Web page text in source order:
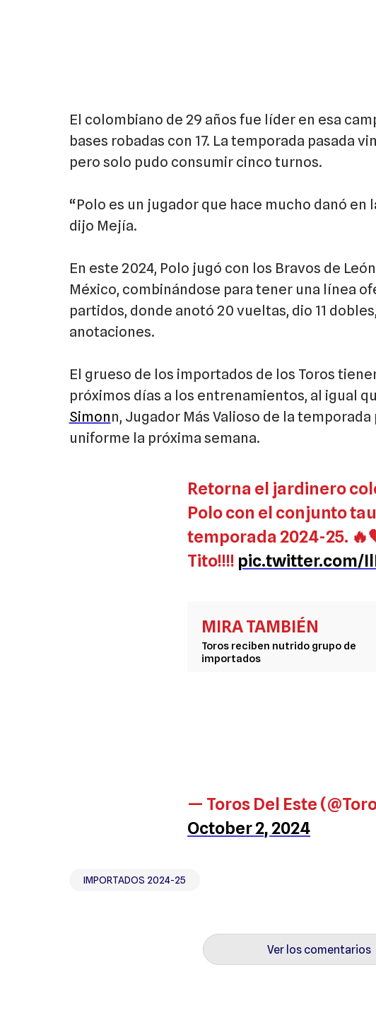
El colombiano de 29 años fue líder en esa
bases robadas con 17. La temporada pasada
pero solo pudo consumir cinco turnos.
“Polo es un jugador que hace mucho danó en
dijo Mejía.
En este 2024, Polo jugó con los Bravos de
México, combinándose para tener una línea
partidos, donde anotó 20 vueltas, dio 11
anotaciones.
El grueso de los importados de los Toros
próximos días a los entrenamientos, al igual
Simonn, Jugador Más Valioso de la
uniforme la próxima semana.
Retorna el jardinero
Polo con el conjunto
temporada 2024-25.
Tito!!!! pic.twitter.com/
MIRA TAMBIÉN
Toros reciben nutrido grupo de
importados
— Toros Del Este
October 2, 2024
IMPORTADOS 2024-25
Ver los comentarios